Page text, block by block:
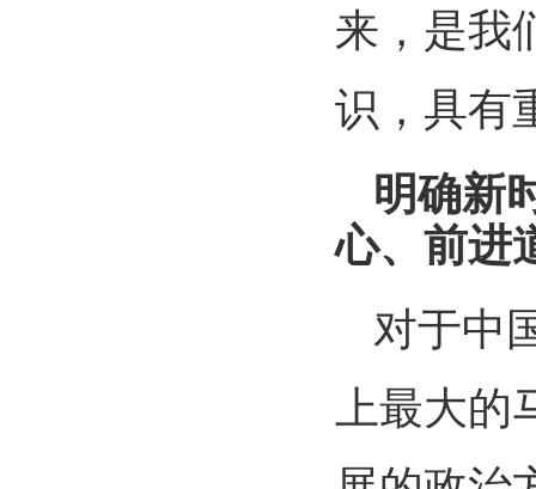
来，是我
识，具有
明确新
心、前进
对于中
上最大